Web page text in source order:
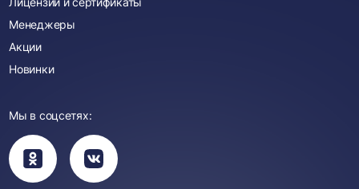
Менеджеры
Акции
Новинки
Мы в соцсетях:
Вы
перейдете
в
группу
Вы
перейдете
в
группу